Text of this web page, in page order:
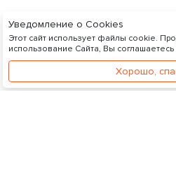
Уведомление о Cookies
Этот сайт использует файлы cookie.
использование Сайта, Вы соглашаетесь
Хорошо,